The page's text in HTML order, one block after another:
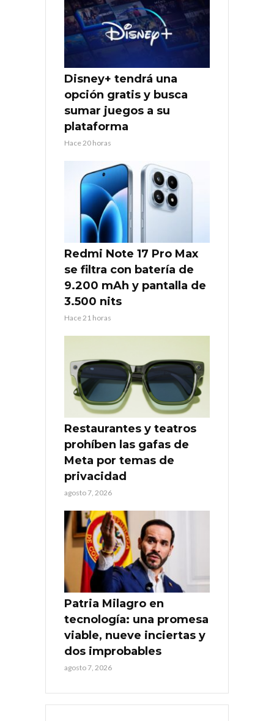
Disney+ tendrá una
opción gratis y busca
sumar juegos a su
plataforma
Hace 20 horas
Redmi Note 17 Pro Max
se filtra con batería de
9.200 mAh y pantalla de
3.500 nits
Hace 21 horas
Restaurantes y teatros
prohíben las gafas de
Meta por temas de
privacidad
agosto 7, 2026
Patria Milagro en
tecnología: una promesa
viable, nueve inciertas y
dos improbables
agosto 7, 2026